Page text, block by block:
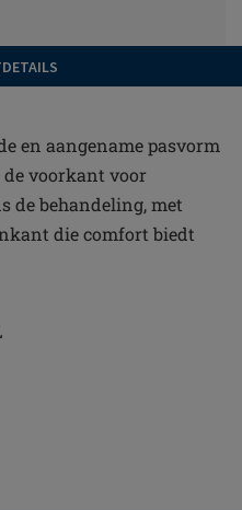
en aangename pasvorm
voorkant voor
de behandeling, met
die comfort biedt